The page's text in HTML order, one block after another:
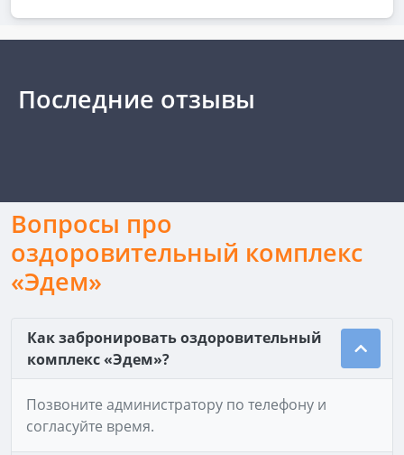
Последние отзывы
Вопросы про
оздоровительный комплекс
«Эдем»
Как забронировать оздоровительный
комплекс «Эдем»?
Позвоните администратору по телефону и
согласуйте время.